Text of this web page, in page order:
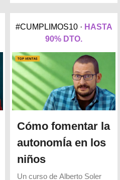
#CUMPLIMOS10 · HASTA
90% DTO.
Cómo fomentar la
autonomÍa en los
niños
Un curso de Alberto Soler